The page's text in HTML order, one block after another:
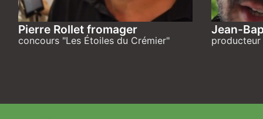
Pierre Rollet fromager
concours "Les Étoiles du Crémier"
Jean-
producteur